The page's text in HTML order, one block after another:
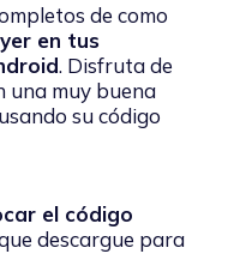
de como
en tus
. Disfruta de
una muy buena
su código
el código
descargue para